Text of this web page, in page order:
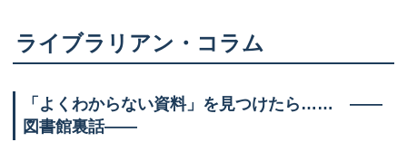
ライブラリアン・コラム
「よくわからない資料」を見つけたら…… ――
図書館裏話――